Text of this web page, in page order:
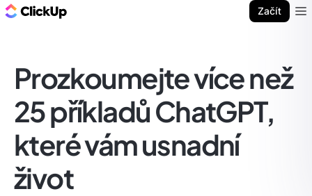
Začít
Prozkoumejte více než
25 příkladů ChatGPT,
které vám usnadní
život